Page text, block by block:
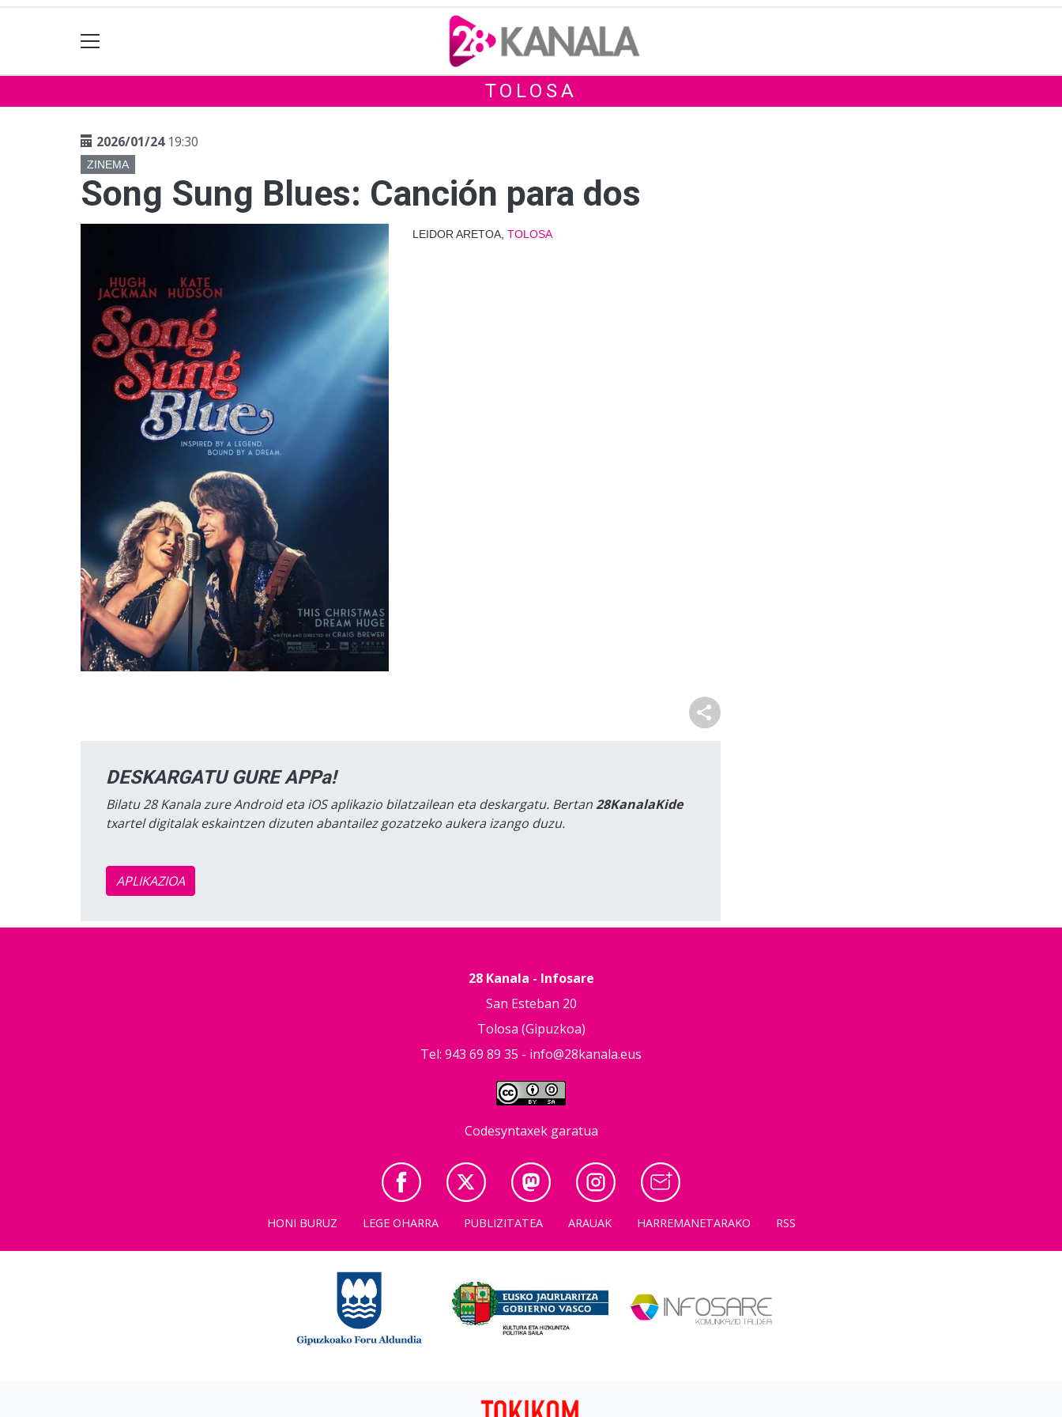
TOLOSA
2026/01/2419:30
ZINEMA
Song Sung Blues: Canción para dos
LEIDOR ARETOA, TOLOSA
DESKARGATU GURE APPa!
Bilatu 28 Kanala zure Android eta iOS aplikazio bilatzailean eta deskargatu. Bertan28KanalaKide
txartel digitalak eskaintzen dizuten abantailez gozatzeko aukera izango duzu.
APLIKAZIOA
28 Kanala - Infosare
San Esteban 20
Tolosa (Gipuzkoa)
Tel: 943 69 89 35 - info@28kanala.eus
Codesyntaxek garatua
HONI BURUZ LEGE OHARRA PUBLIZITATEA ARAUAK HARREMANETARAKO RSS